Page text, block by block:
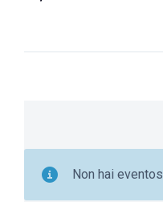
Non hai eventos